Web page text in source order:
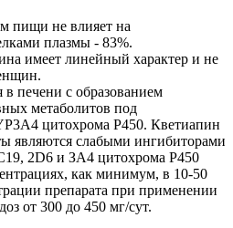
пищи не влияет на
плазмы - 83%.
имеет линейный характер и не
в печени с образованием
метаболитов под
цитохрома Р450. Кветиапин
являются слабыми ингибиторами
2D6 и ЗА4 цитохрома Р450
как минимум, в 10-50
препарата при применении
от 300 до 450 мг/сут.